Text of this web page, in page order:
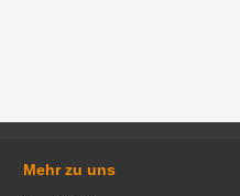
Mehr zu uns